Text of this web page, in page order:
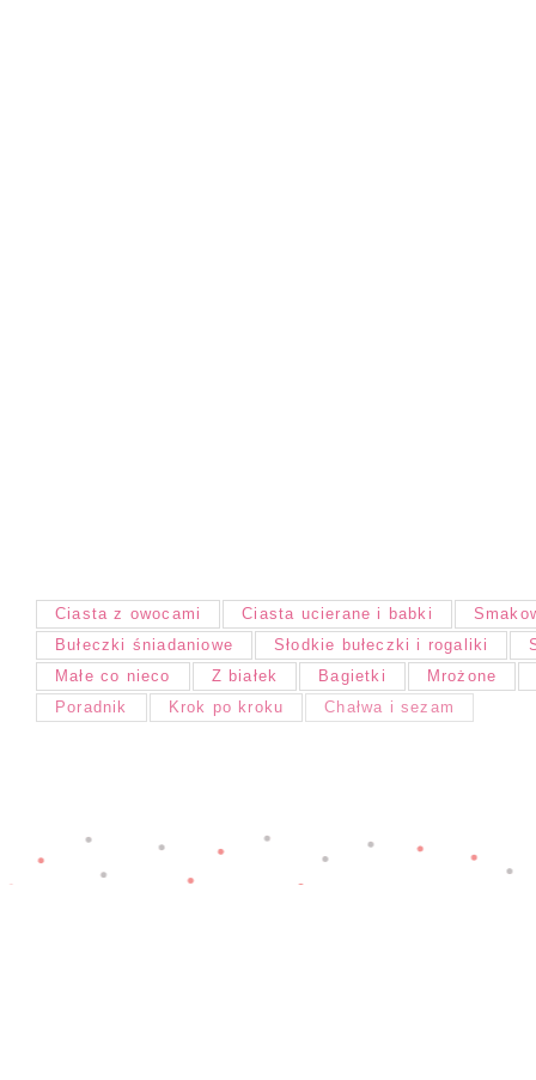
Ciasta z owocami Ciasta ucierane i babki
Bułeczki śniadaniowe
Słodkie bułeczki i rogaliki
Małe co nieco
Z białek Bagietki
Mrożone
Poradnik
Krok po kroku Chałwa i sezam